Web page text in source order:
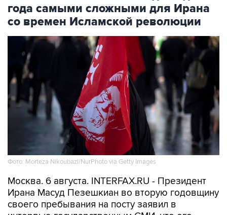
Фото: Morteza Nikoubazl/NurPhoto via Getty Images
Москва. 6 августа. INTERFAX.RU - Президент
своего пребывания на посту заявил в
интервью государственным СМИ, что его
администрация столкнулась с одним из самых